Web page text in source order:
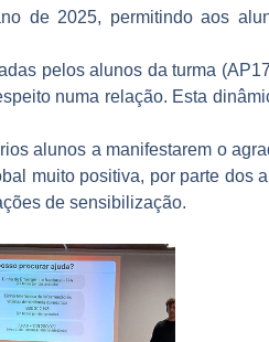
de 2025, permitindo aos
pelos alunos da turma
numa relação. Esta
alunos a manifestarem o
muito positiva, por parte dos
de sensibilização.